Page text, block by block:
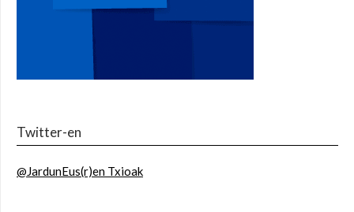
Twitter-en
@JardunEus(r)en Txioak